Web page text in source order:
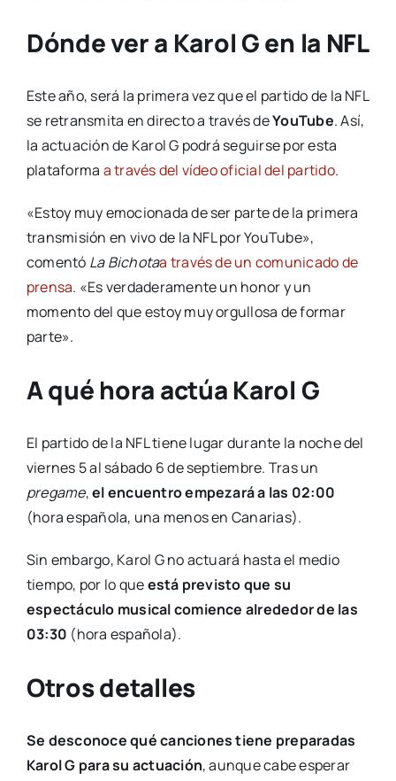
Dónde ver a Karol G en la NFL
Este año, será la primera vez que el partido de la NFL
se retransmita en directo a través deYouTube. Así,
la actuación de Karol G podrá seguirse por esta
plataforma a través del vídeo oficial del partido.
«Estoy muy emocionada de ser parte de la primera
transmisión en vivo de la NFL por YouTube»,
comentó La Bichotaa través de un comunicado de
prensa. «Es verdaderamente un honor y un
momento del que estoy muy orgullosa de formar
parte».
A qué hora actúa Karol G
El partido de la NFL tiene lugar durante la noche del
viernes 5 al sábado 6 de septiembre. Tras un
pregame,el encuentro empezará a las 02:00
(hora española, una menos en Canarias).
Sin embargo, Karol G no actuará hasta el medio
tiempo, por lo queestá previsto que su
espectáculo musical comience alrededor de las
03:30 (hora española).
Otros detalles
Se desconoce qué canciones tiene preparadas
Karol G para su actuación, aunque cabe esperar